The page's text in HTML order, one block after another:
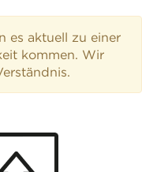
es aktuell zu einer
kommen. Wir